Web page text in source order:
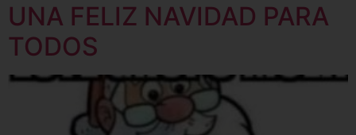
UNA FELIZ NAVIDAD PARA
TODOS